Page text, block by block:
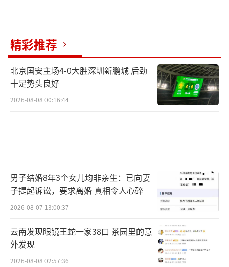
精彩推荐
北京国安主场4-0大胜深圳新鹏城 后劲
十足势头良好
2026-08-08 00:16:44
男子结婚8年3个女儿均非亲生：已向妻
子提起诉讼，要求离婚 真相令人心碎
2026-08-07 13:00:37
云南发现眼镜王蛇一家38口 茶园里的意
外发现
2026-08-08 02:57:36